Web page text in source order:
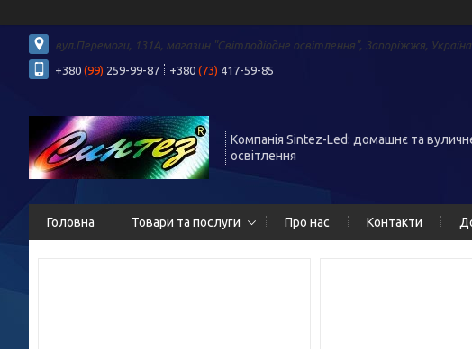
вул.Перемоги, 131А, магазин "Світлодіодне освітлення", Запоріжжя, Україна
+380 (99) 259-99-87 +380 (73) 417-59-85
Компанія Sintez-Led: домашнє та
освітлення
Головна Товари та послуги Про нас Контакти